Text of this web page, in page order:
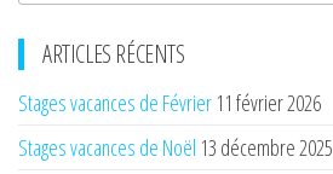
ARTICLES RÉCENTS
Stages vacances de Février 11 février 2026
Stages vacances de Noël 13 décembre 2025